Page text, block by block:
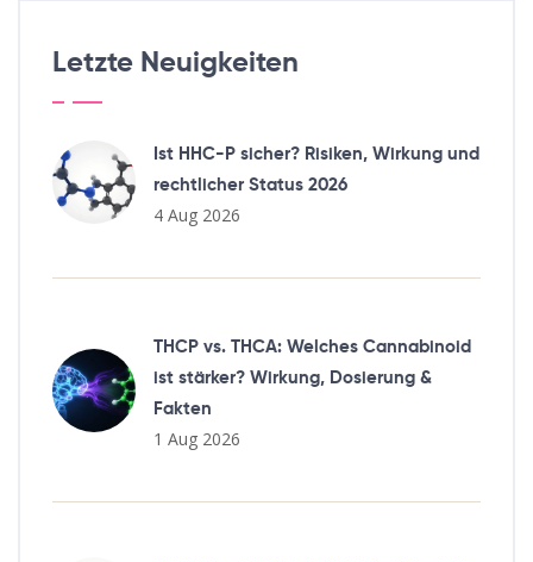
Letzte Neuigkeiten
Ist HHC-P sicher? Risiken, Wirkung und
rechtlicher Status 2026
4 Aug 2026
THCP vs. THCA: Welches Cannabinoid
ist stärker? Wirkung, Dosierung &
Fakten
1 Aug 2026